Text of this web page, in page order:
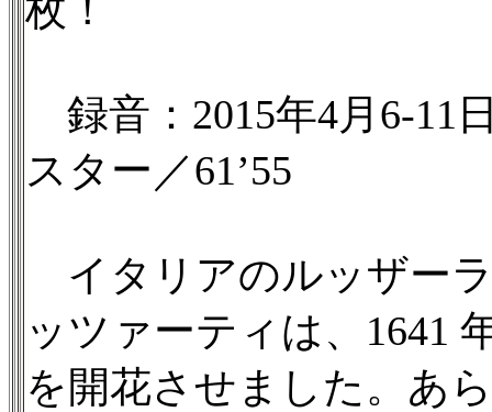
枚！
録音：2015年4月6-
スター／61’55
イタリアのルッザー
ッツァーティは、1641
を開花させました。あ